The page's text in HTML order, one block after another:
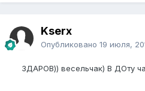
Kserx
Опубликовано 19 июля,
ЗДАРОВ)) весельчак) В ДОту